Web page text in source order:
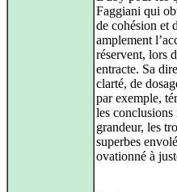
Faggiani qui
de cohésion et
amplement
réservent, lors
entracte. Sa
clarté, de
par exemple,
les
grandeur, les
superbes
ovationné à